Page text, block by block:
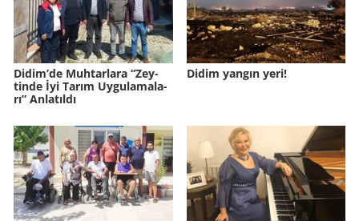
Didim’de Muh­tar­la­ra “Zey­
tin­de İyi Tarım Uy­gu­la­ma­la­
rı” An­la­tıl­dı
Didim yangın yeri!